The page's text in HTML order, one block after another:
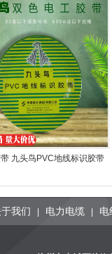
九头鸟PVC地线标识胶带
我们 电力电缆 电